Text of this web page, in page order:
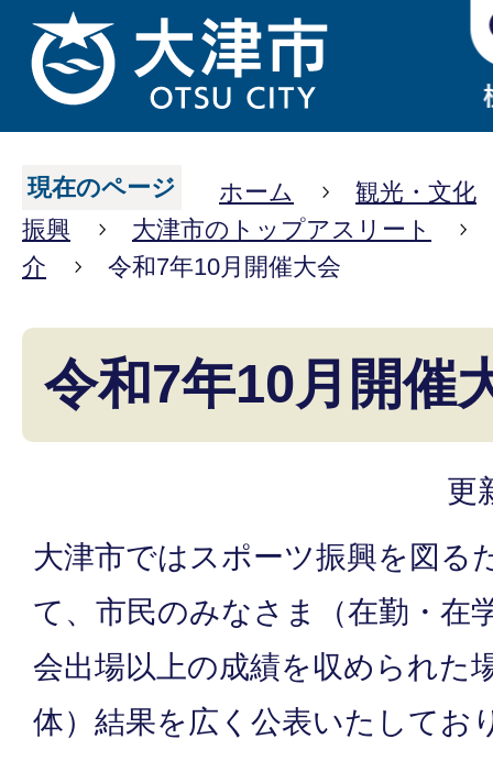
現在のページ ホーム
観光・文化
振興
大津市のトップアスリート
介
令和7年10月開催大会
令和7年10月開催
更
大津市ではスポーツ振興を図る
て、市民のみなさま（在勤・在
会出場以上の成績を収められた
体）結果を広く公表いたしてお